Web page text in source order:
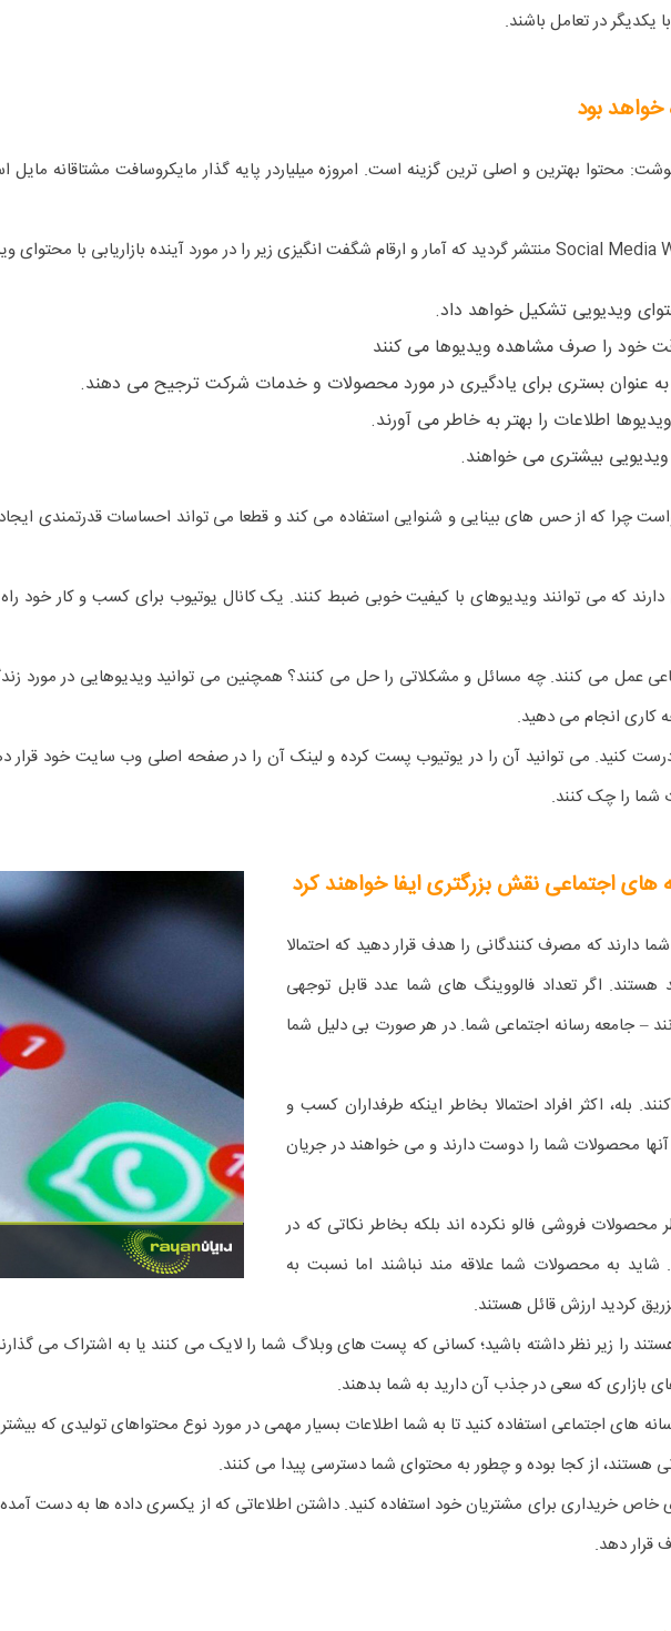
در تعامل باشند.
محتوا بهترین و اصلی ترین گزینه است. امروزه میلیاردر پایه گذار مایکروسافت مشتاقانه
چرا که از حس های بینایی و شنوایی استفاده می کند و قطعا می تواند احساسات قدرتمندی
که می توانند ویدیوهای با کیفیت خوبی ضبط کنند. یک کانال یوتیوب برای کسب و کار خود
عمل می کنند. چه مسائل و مشکلاتی را حل می کنند؟ همچنین می توانید ویدیوهایی در
کاری انجام می دهید.
کنید. می توانید آن را در یوتیوب پست کرده و لینک آن را در صفحه اصلی وب سایت خود قرار
شما را چک کنند.
دارند که مصرف کنندگانی را هدف قرار دهید که احتمالا
اگر تعداد فالووینگ های شما عدد قابل توجهی
– جامعه رسانه اجتماعی شما. در هر صورت بی دلیل شما
بله، اکثر افراد احتمالا بخاطر اینکه طرفداران کسب و
آنها محصولات شما را دوست دارند و می خواهند در جریان
فروشی فالو نکرده اند بلکه بخاطر نکاتی که در
شاید به محصولات شما علاقه مند نباشند اما نسبت به
کردید ارزش قائل هستند.
را زیر نظر داشته باشید؛ کسانی که پست های وبلاگ شما را لایک می کنند یا به اشتراک می
بازاری که سعی در جذب آن دارید به شما بدهند.
رسانه های اجتماعی استفاده کنید تا به شما اطلاعات بسیار مهمی در مورد نوع محتواهای تولیدی که
هستند، از کجا بوده و چطور به محتوای شما دسترسی پیدا می کنند.
خاص خریداری برای مشتریان خود استفاده کنید. داشتن اطلاعاتی که از یکسری داده ها به دست
قرار دهد.